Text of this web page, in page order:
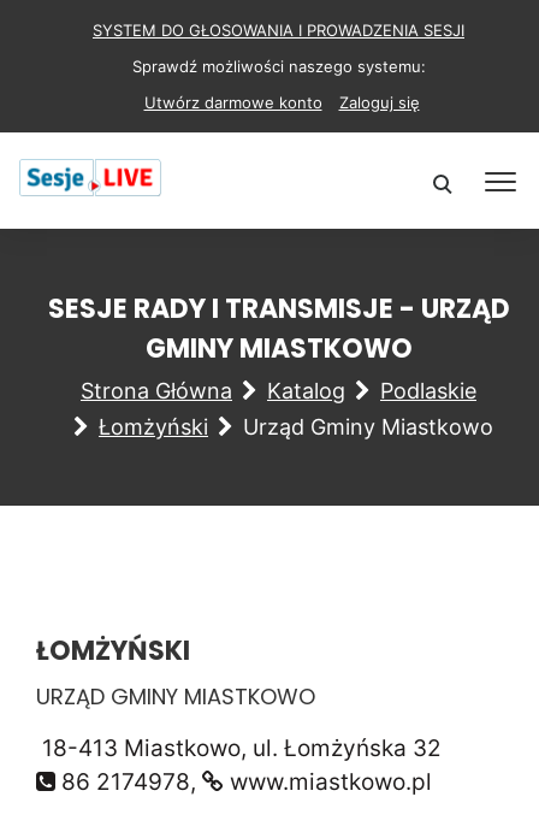
SYSTEM DO GŁOSOWANIA I PROWADZENIA SESJI
Sprawdź możliwości naszego systemu:
Utwórz darmowe konto
Zaloguj się
SESJE RADY I TRANSMISJE - URZĄD
GMINY MIASTKOWO
Strona Główna Katalog
Podlaskie
Łomżyński
Urząd Gminy Miastkowo
ŁOMŻYŃSKI
URZĄD GMINY MIASTKOWO
18-413 Miastkowo, ul. Łomżyńska 32
86 2174978,
www.miastkowo.pl